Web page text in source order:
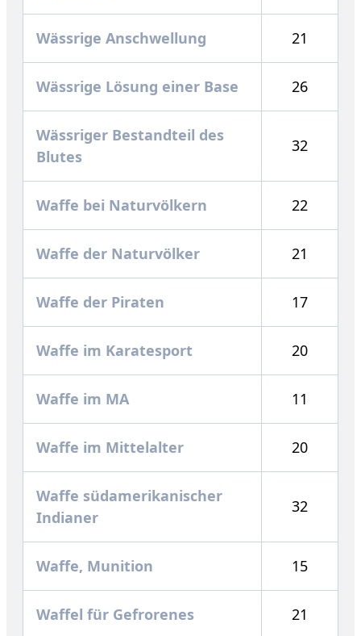
Wässrige Anschwellung 21
Wässrige Lösung einer Base 26
Wässriger Bestandteil des
Blutes
32
Waffe bei Naturvölkern 22
Waffe der Naturvölker 21
Waffe der Piraten 17
Waffe im Karatesport 20
Waffe im MA 11
Waffe im Mittelalter 20
Waffe südamerikanischer
Indianer
32
Waffe, Munition 15
Waffel für Gefrorenes 21